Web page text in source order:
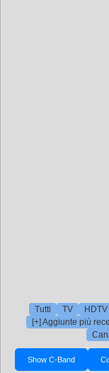
Tutti TV HDTV
[+] Aggiunte più